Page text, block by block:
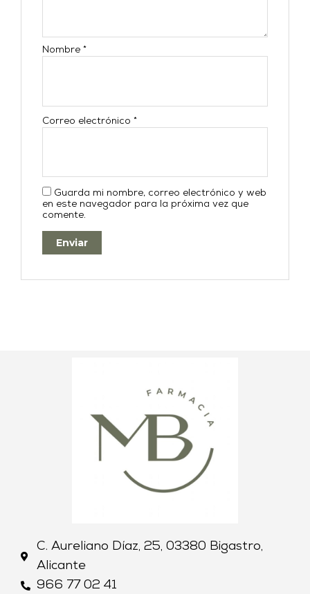
Nombre*
Correo electrónico*
Guarda mi nombre, correo electrónico y web
en este navegador para la próxima vez que
comente.
C. Aureliano Díaz, 25, 03380 Bigastro,
Alicante
966 77 02 41